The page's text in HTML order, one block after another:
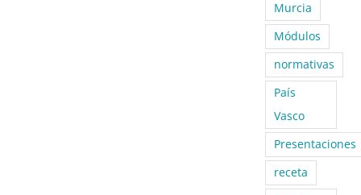
Murcia
Módulos
normativas
País
Vasco
Presentaciones
receta